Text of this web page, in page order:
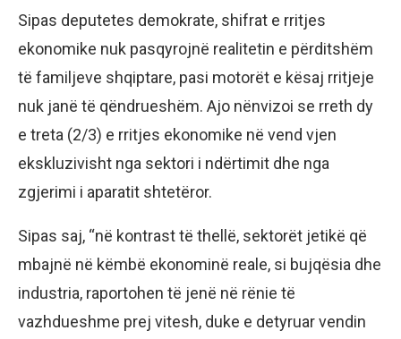
Sipas deputetes demokrate, shifrat e rritjes
ekonomike nuk pasqyrojnë realitetin e përditshëm
të familjeve shqiptare, pasi motorët e kësaj rritjeje
nuk janë të qëndrueshëm. Ajo nënvizoi se rreth dy
e treta (2/3) e rritjes ekonomike në vend vjen
ekskluzivisht nga sektori i ndërtimit dhe nga
zgjerimi i aparatit shtetëror.
Sipas saj, “në kontrast të thellë, sektorët jetikë që
mbajnë në këmbë ekonominë reale, si bujqësia dhe
industria, raportohen të jenë në rënie të
vazhdueshme prej vitesh, duke e detyruar vendin